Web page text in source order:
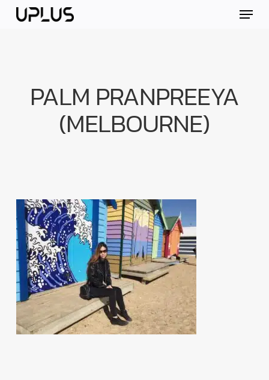
Skip Menu
PALM PRANPREEYA
(MELBOURNE)